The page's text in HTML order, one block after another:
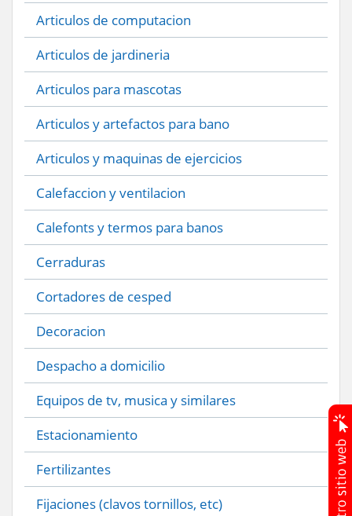
Articulos de computacion
Articulos de jardineria
Articulos para mascotas
Articulos y artefactos para bano
Articulos y maquinas de ejercicios
Calefaccion y ventilacion
Calefonts y termos para banos
Cerraduras
Cortadores de cesped
Decoracion
Despacho a domicilio
Equipos de tv, musica y similares
Estacionamiento
Fertilizantes
Fijaciones (clavos tornillos, etc)